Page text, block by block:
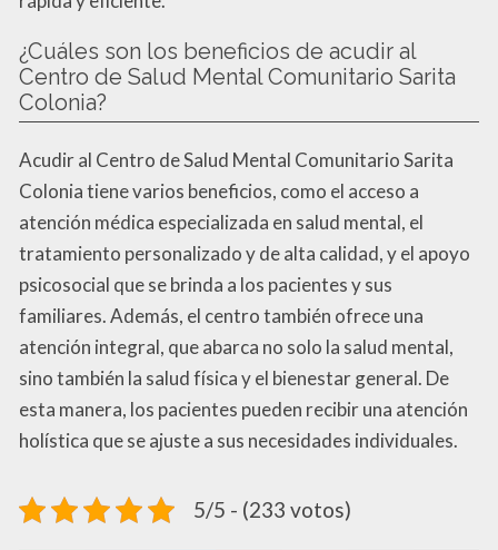
¿Cuáles son los beneficios de acudir al
Centro de Salud Mental Comunitario Sarita
Colonia?
Acudir al Centro de Salud Mental Comunitario Sarita
Colonia tiene varios beneficios, como el acceso a
atención médica especializada en salud mental, el
tratamiento personalizado y de alta calidad, y el apoyo
psicosocial que se brinda a los pacientes y sus
familiares. Además, el centro también ofrece una
atención integral, que abarca no solo la salud mental,
sino también la salud física y el bienestar general. De
esta manera, los pacientes pueden recibir una atención
holística que se ajuste a sus necesidades individuales.
5/5 - (233 votos)